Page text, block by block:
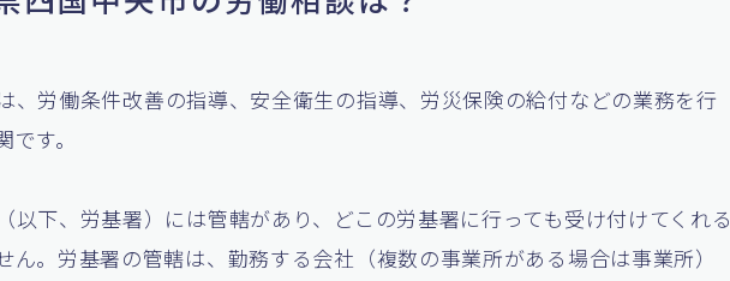
、労働条件改善の指導、安全衛生の指導、労災保険の給付などの業務を行
す。
以下、労基署）には管轄があり、どこの労基署に行っても受け付けてくれる
ん。労基署の管轄は、勤務する会社（複数の事業所がある場合は事業所）